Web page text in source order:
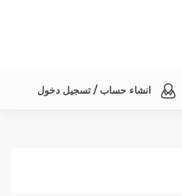
انشاء حساب / تسجيل دخول